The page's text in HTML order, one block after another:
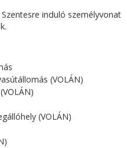
induló személyvonat
(VOLÁN)
(VOLÁN)